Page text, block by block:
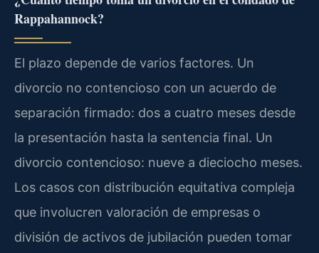
Rappahannock?
El plazo depende de varios factores. Un
divorcio no contencioso con un acuerdo de
separación firmado: dos a cuatro meses desde
la presentación hasta la sentencia final. Un
divorcio contencioso: nueve a dieciocho meses.
Los casos con distribución equitativa compleja
que involucren valoración de empresas o
división de activos de jubilación pueden tomar